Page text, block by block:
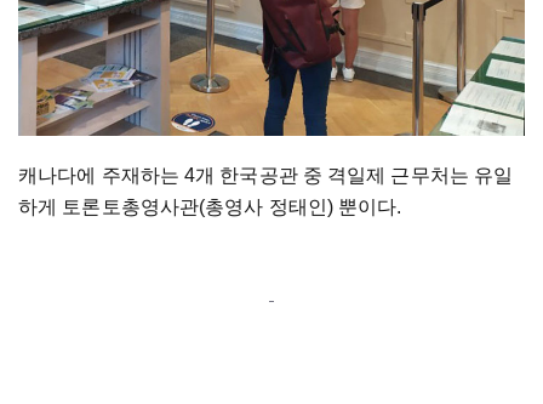
캐나다에 주재하는 4개 한국공관 중 격일제 근무처는 유일
하게 토론토총영사관(총영사 정태인) 뿐이다.